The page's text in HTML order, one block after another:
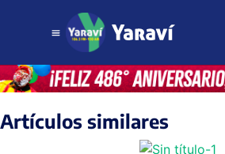
Artículos similares